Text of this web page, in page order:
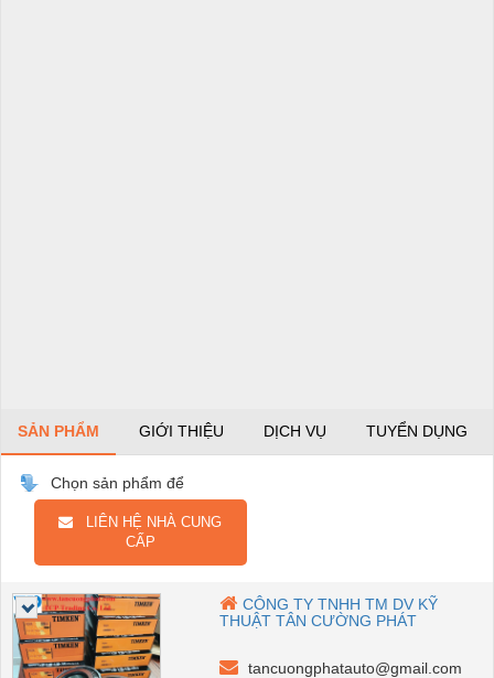
SẢN PHẨM GIỚI THIỆU DỊCH VỤ TUYỂN DỤNG
Chọn sản phẩm để
LIÊN HỆ NHÀ CUNG
CẤP
CÔNG TY TNHH TM DV KỸ
THUẬT TÂN CƯỜNG PHÁT
tancuongphatauto@gmail.com